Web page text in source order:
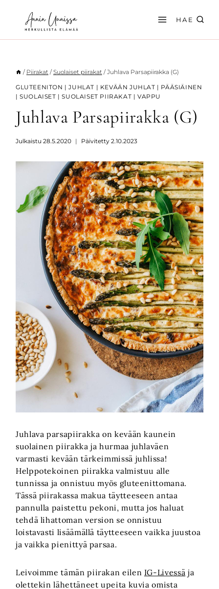
sisältöön
HAE
/ Piirakat / Suolaiset piirakat / Juhlava Parsapiirakka (G)
GLUTEENITON |JUHLAT | KEVÄÄN JUHLAT | PÄÄSIÄINEN
|SUOLAISET |SUOLAISET PIIRAKAT |VAPPU
Juhlava Parsapiirakka (G)
Julkaistu 28.5.2020 Päivitetty 2.10.2023
Juhlava parsapiirakka on kevään kaunein
suolainen piirakka ja hurmaa juhlaväen
varmasti kevään tärkeimmissä juhlissa!
Helppotekoinen piirakka valmistuu alle
tunnissa ja onnistuu myös gluteenittomana.
Tässä piirakassa makua täytteeseen antaa
pannulla paistettu pekoni, mutta jos haluat
tehdä lihattoman version se onnistuu
loistavasti lisäämällä täytteeseen vaikka juustoa
ja vaikka pienittyä parsaa.
Leivoimme tämän piirakan eilen IG-Livessä ja
olettekin lähettäneet upeita kuvia omista